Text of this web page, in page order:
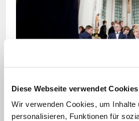
Diese Webseite verwendet Cookies
Wir verwenden Cookies, um Inhalte
personalisieren, Funktionen für
Die Regensburger Domspatzen
des Regensburger Domes.